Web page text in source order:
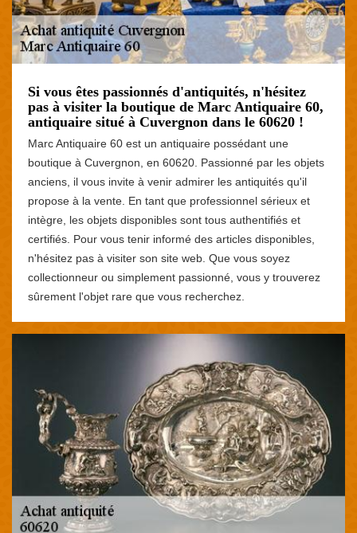
Si vous êtes passionnés d'antiquités, n'hésitez
pas à visiter la boutique de Marc Antiquaire 60,
antiquaire situé à Cuvergnon dans le 60620 !
Marc Antiquaire 60 est un antiquaire possédant une
boutique à Cuvergnon, en 60620. Passionné par les objets
anciens, il vous invite à venir admirer les antiquités qu'il
propose à la vente. En tant que professionnel sérieux et
intègre, les objets disponibles sont tous authentifiés et
certifiés. Pour vous tenir informé des articles disponibles,
n'hésitez pas à visiter son site web. Que vous soyez
collectionneur ou simplement passionné, vous y trouverez
sûrement l'objet rare que vous recherchez.